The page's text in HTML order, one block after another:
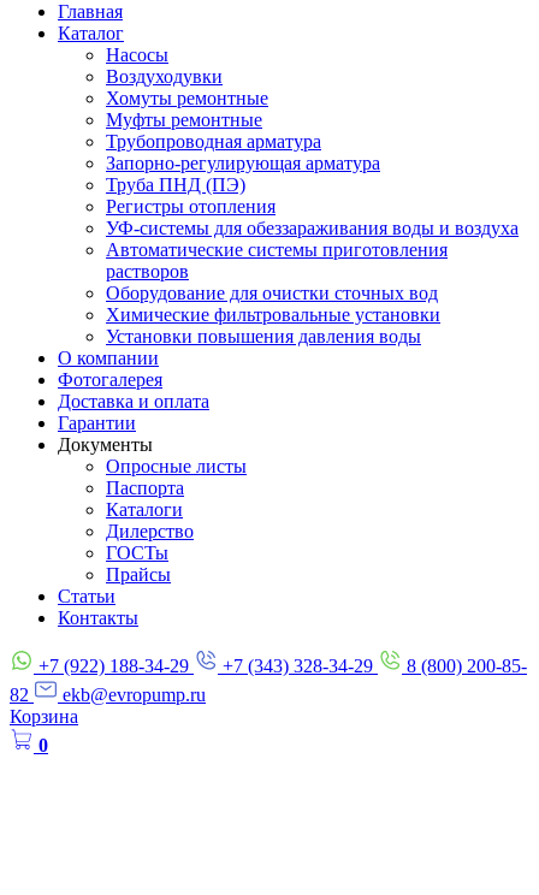
Главная
Каталог
Насосы
Воздуходувки
Хомуты ремонтные
Муфты ремонтные
Трубопроводная арматура
Запорно-регулирующая арматура
Труба ПНД (ПЭ)
Регистры отопления
УФ-системы для обеззараживания воды и воздуха
Автоматические системы приготовления
растворов
Оборудование для очистки сточных вод
Химические фильтровальные установки
Установки повышения давления воды
О компании
Фотогалерея
Доставка и оплата
Гарантии
Документы
Опросные листы
Паспорта
Каталоги
Дилерство
ГОСТы
Прайсы
Статьи
Контакты
+7 (922) 188-34-29 +7 (343) 328-34-29
8 (800) 200-85-
82
ekb@evropump.ru
Корзина
0